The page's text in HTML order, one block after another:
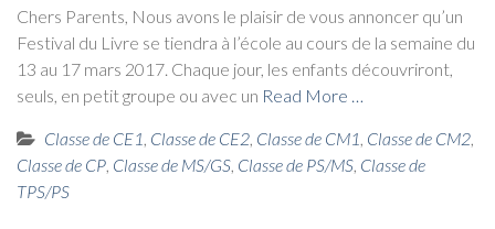
Chers Parents, Nous avons le plai­sir de vous annon­cer qu’un
Fes­ti­val du Livre se tien­dra à l’école au cours de la semaine du
13 au 17 mars 2017. Chaque jour, les enfants décou­vri­ront,
seuls, en petit groupe ou avec un Read More …
Classe de CE1, Classe de CE2, Classe de CM1, Classe de CM2,
Classe de CP, Classe de MS/GS, Classe de PS/MS, Classe de
TPS/PS